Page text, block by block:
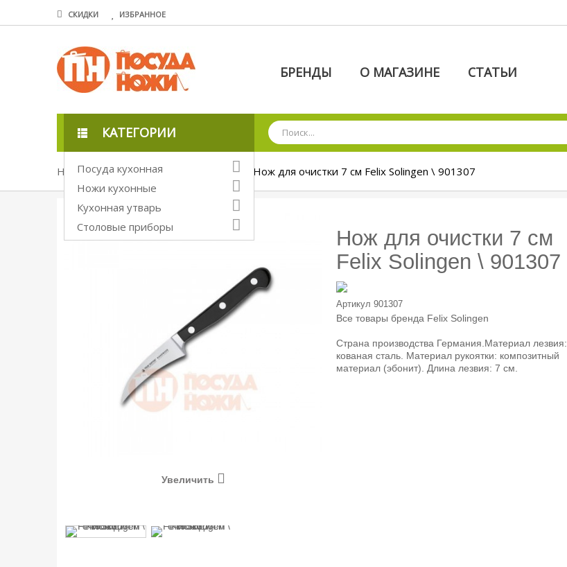
СКИДКИ ИЗБРАННОЕ
БРЕНДЫ О МАГАЗИНЕ СТАТЬИ
КАТЕГОРИИ
Посуда кухонная
Ножи кухонные
Кухонная утварь
Столовые приборы
Ножи кухонные Кованные ножи Нож для очистки 7 см Felix Solingen \ 901307
Увеличить
Нож для очистки 7 см
Felix Solingen \ 901307
Артикул 901307
Все товары бренда Felix Solingen
Страна производства Германия.Материал лезвия:
кованая сталь. Материал рукоятки: композитный
материал (эбонит). Длина лезвия: 7 см.